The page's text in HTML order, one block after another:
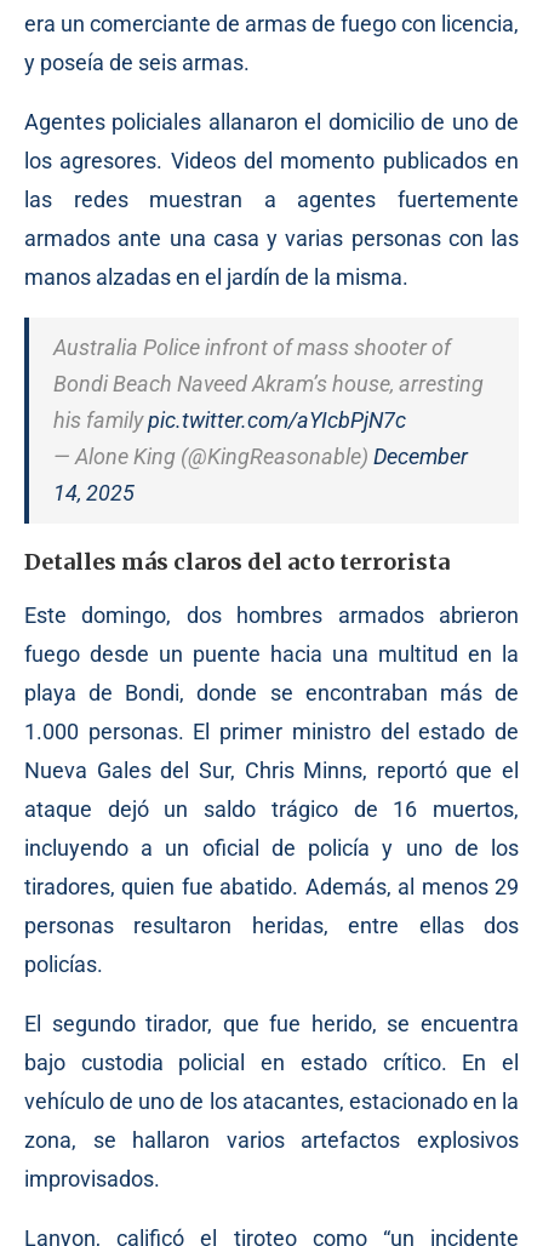
era un comerciante de armas de fuego con licencia,
y poseía de seis armas.
Agentes policiales allanaron el domicilio de uno de
los agresores. Videos del momento publicados en
las redes muestran a agentes fuertemente
armados ante una casa y varias personas con las
manos alzadas en el jardín de la misma.
Australia Police infront of mass shooter of
Bondi Beach Naveed Akram’s house, arresting
his familypic.twitter.com/aYIcbPjN7c
— Alone King (@KingReasonable) December
14, 2025
Detalles más claros del acto terrorista
Este domingo, dos hombres armados abrieron
fuego desde un puente hacia una multitud en la
playa de Bondi, donde se encontraban más de
1.000 personas. El primer ministro del estado de
Nueva Gales del Sur, Chris Minns, reportó que el
ataque dejó un saldo trágico de 16 muertos,
incluyendo a un oficial de policía y uno de los
tiradores, quien fue abatido. Además, al menos 29
personas resultaron heridas, entre ellas dos
policías.
El segundo tirador, que fue herido, se encuentra
bajo custodia policial en estado crítico. En el
vehículo de uno de los atacantes, estacionado en la
zona, se hallaron varios artefactos explosivos
improvisados.
Lanyon, calificó el tiroteo como “un incidente